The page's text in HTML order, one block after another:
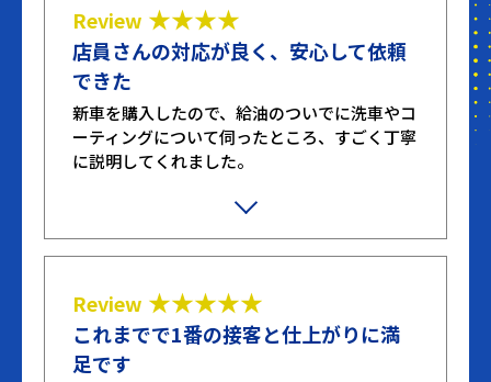
Review ★★★★
店員さんの対応が良く、安心して依頼
できた
新車を購入したので、給油のついでに洗車やコ
ーティングについて伺ったところ、すごく丁寧
に説明してくれました。
が、嫌な顔せず笑顔で対応してくれたのが印象
的でした。ここまで丁寧に対応してくれたとこ
ろは初めてです。
Review ★★★★★
これまでで1番の接客と仕上がりに満
足です